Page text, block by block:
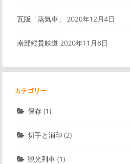
瓦版「蒸気車」 2020年12月4日
南部縦貫鉄道 2020年11月8日
カテゴリー
保存 (1)
切手と消印 (2)
観光列車 (1)